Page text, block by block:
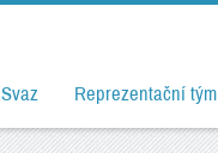
Svaz Reprezentační tým